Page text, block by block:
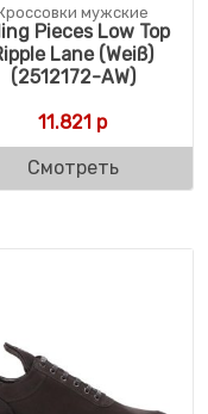
мужские
Pieces Low Top
Lane (Weiß)
(2512172-AW)
11.821 р
Смотреть